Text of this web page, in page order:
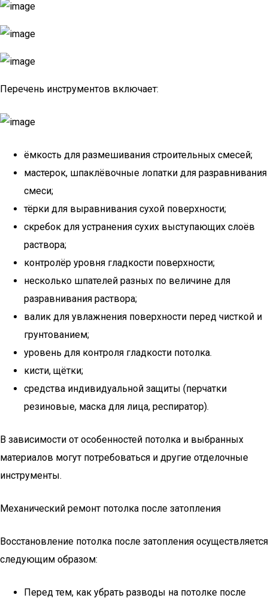
Перечень инструментов включает:
ёмкость для размешивания строительных смесей;
мастерок, шпаклёвочные лопатки для разравнивания
смеси;
тёрки для выравнивания сухой поверхности;
скребок для устранения сухих выступающих слоёв
раствора;
контролёр уровня гладкости поверхности;
несколько шпателей разных по величине для
разравнивания раствора;
валик для увлажнения поверхности перед чисткой и
грунтованием;
уровень для контроля гладкости потолка.
кисти, щётки;
средства индивидуальной защиты (перчатки
резиновые, маска для лица, респиратор).
В зависимости от особенностей потолка и выбранных
материалов могут потребоваться и другие отделочные
инструменты.
Механический ремонт потолка после затопления
Восстановление потолка после затопления осуществляется
следующим образом:
Перед тем, как убрать разводы на потолке после